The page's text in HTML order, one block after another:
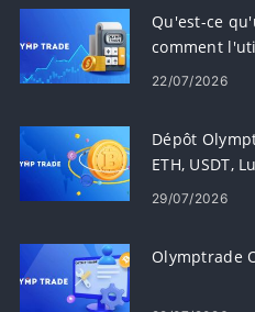
Qu'est-ce
comment
22/07/2026
Dépôt
ETH, USDT,
29/07/2026
Olymptrade